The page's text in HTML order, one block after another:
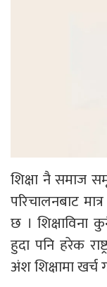
शिक्षा नै समाज
परिचालनबाट
छ । शिक्षाविना
हुदा पनि हरेक
अंश शिक्षामा खर्च